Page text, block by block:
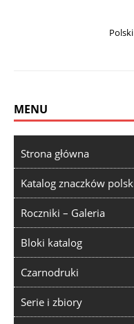
MENU
Strona główna
Katalog znaczków
Roczniki – Galeria
Bloki katalog
Czarnodruki
Serie i zbiory